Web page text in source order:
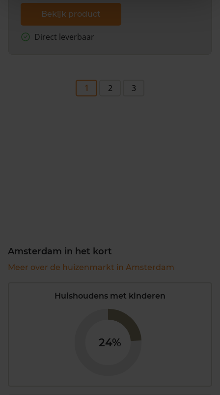
Bekijk product
Direct leverbaar
1 2 3
Amsterdam in het kort
Meer over de huizenmarkt in Amsterdam
Huishoudens met kinderen
24%